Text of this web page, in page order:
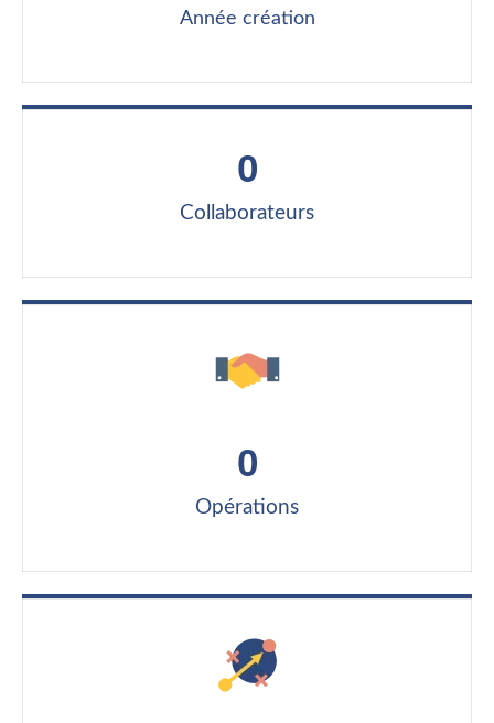
Année création
Collaborateurs
0
Opérations
0